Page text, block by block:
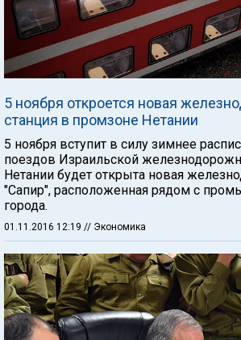
5 ноября откроется новая
станция в промзоне Нетании
5 ноября вступит в силу зимнее
поездов Израильской
Нетании будет открыта новая
"Сапир", расположенная рядом с
города.
01.11.2016 12:19 // Экономика